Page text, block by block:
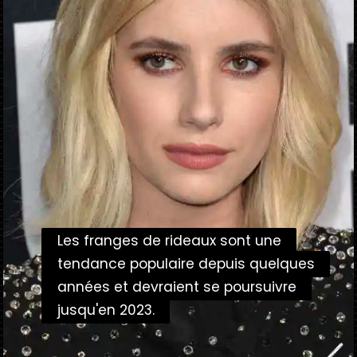
Les franges de rideaux sont une
tendance populaire depuis quelques
années et devraient se poursuivre
jusqu'en 2023.
Les franges de rideaux sont une
tendance populaire depuis quelques
années et devraient se poursuivre
jusqu'en 2023.